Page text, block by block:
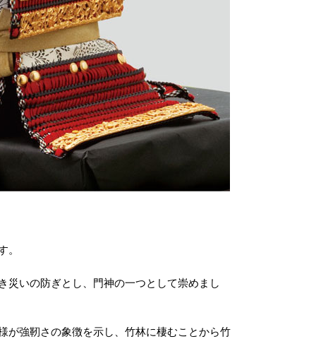
。
災いの防ぎとし、門神の一つとして崇めまし
が強靭さの象徴を示し、竹林に棲むことから竹